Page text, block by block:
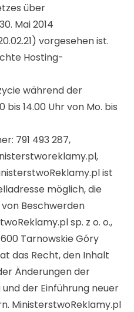
über
Mai 2014
vorgesehen ist.
Hosting-
während der
14.00 Uhr von Mo. bis
791 493 287,
ist
möglich, die
Beschwerden
sp. z o. o.,
Tarnowskie Góry
das Recht, den Inhalt
Änderungen der
der Einführung neuer
MinisterstwoReklamy.pl